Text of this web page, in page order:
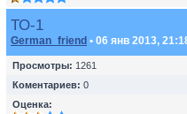
ТО-1
German_friend • 06 янв 2013,
Просмотры: 1261
Коментариев: 0
Оценка: